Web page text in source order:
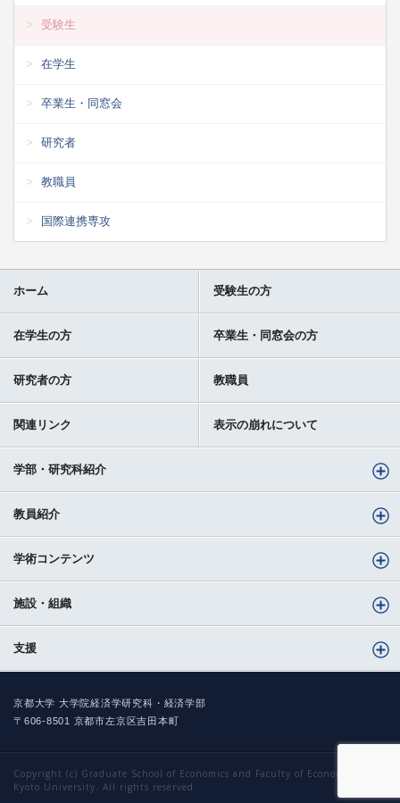
受験生
在学生
卒業生・同窓会
研究者
教職員
国際連携専攻
ホーム 受験生の方
在学生の方 卒業生・同窓会の方
研究者の方 教職員
関連リンク 表示の崩れについて
学部・研究科紹介
教員紹介
学術コンテンツ
施設・組織
支援
京都大学 大学院経済学研究科・経済学部
〒606-8501 京都市左京区吉田本町
Copyright (c) Graduate School of Economics and Faculty of Economics,
Kyoto University. All rights reserved.